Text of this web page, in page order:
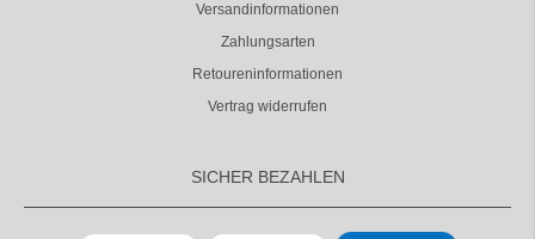
Versandinformationen
Zahlungsarten
Retoureninformationen
Vertrag widerrufen
SICHER BEZAHLEN